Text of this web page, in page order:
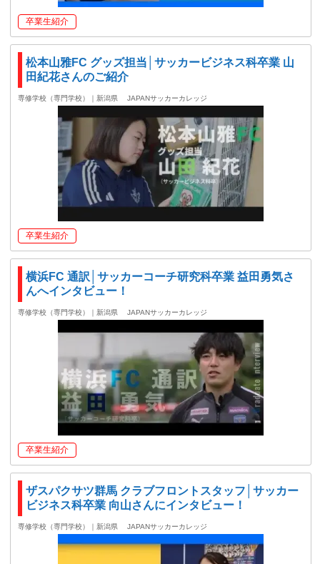
卒業生紹介
松本山雅FC グッズ担当│サッカービジネス科卒業 山
田紀花さんのご紹介
専修学校（専門学校）｜新潟県 JAPANサッカーカレッジ
卒業生紹介
横浜FC 通訳│サッカーコーチ研究科卒業 益田勇気さ
んへインタビュー！
専修学校（専門学校）｜新潟県 JAPANサッカーカレッジ
卒業生紹介
ザスパクサツ群馬 クラブフロントスタッフ│サッカー
ビジネス科卒業 向山さんにインタビュー！
専修学校（専門学校）｜新潟県 JAPANサッカーカレッジ